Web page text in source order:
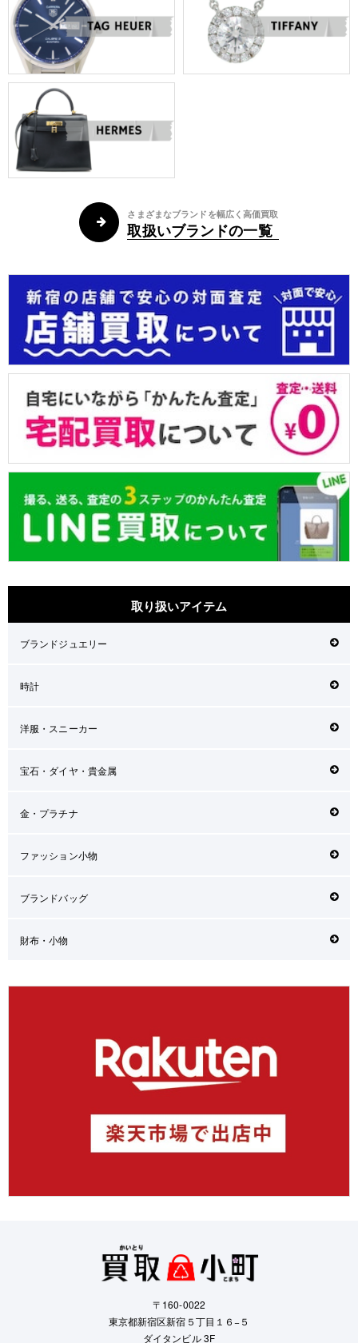
さまざまなブランドを幅広く高価買取
取扱いブランドの一覧
取り扱いアイテム
ブランドジュエリー
時計
洋服・スニーカー
宝石・ダイヤ・貴金属
金・プラチナ
ファッション小物
ブランドバッグ
財布・小物
〒160-0022
東京都新宿区新宿５丁目１６−５
ダイタンビル 3F